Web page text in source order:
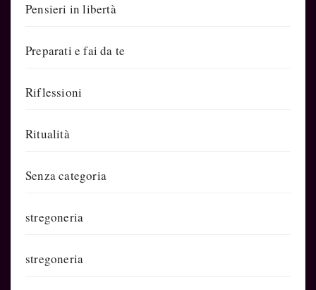
Pensieri in libertà
Preparati e fai da te
Riflessioni
Ritualità
Senza categoria
stregoneria
stregoneria